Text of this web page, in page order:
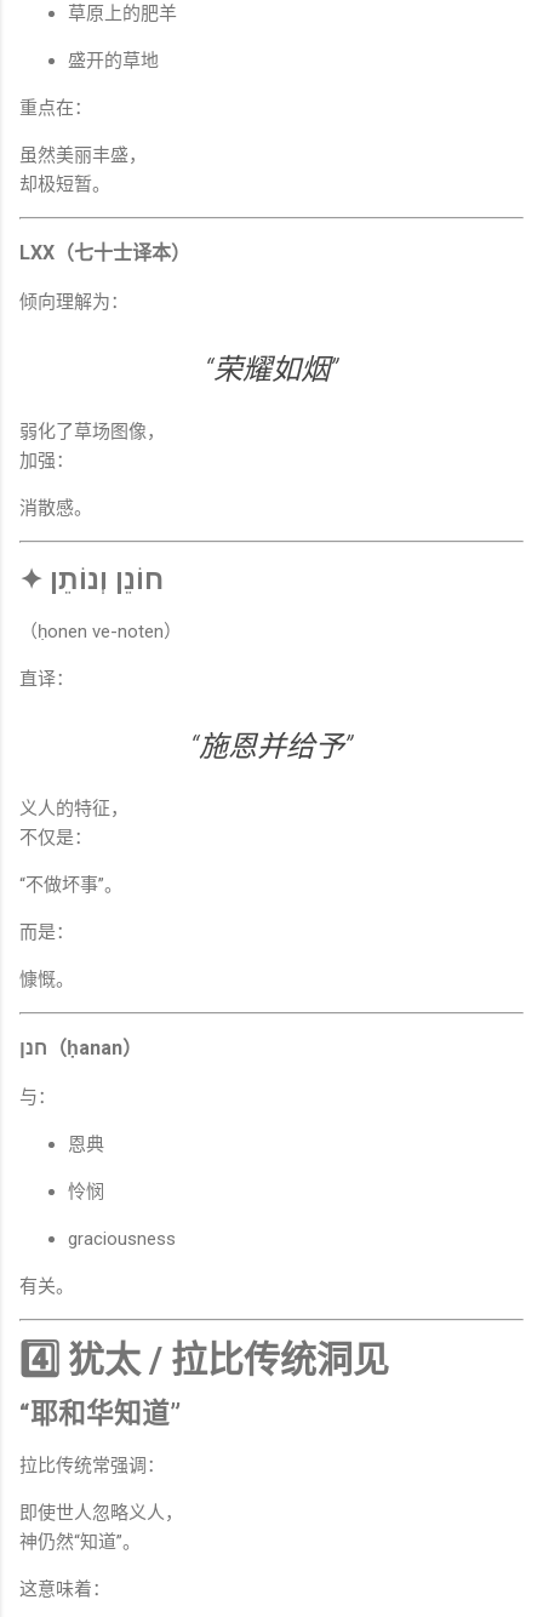
草原上的肥羊
盛开的草地
重点在：
虽然美丽丰盛，
却极短暂。
LXX（七十士译本）
倾向理解为：
“荣耀如烟”
弱化了草场图像，
加强：
消散感。
✦ חוֹנֵן וְנוֹתֵן
（ḥonen ve-noten）
直译：
“施恩并给予”
义人的特征，
不仅是：
“不做坏事”。
而是：
慷慨。
חנן（ḥanan）
与：
恩典
怜悯
graciousness
有关。
4️⃣ 犹太 / 拉比传统洞见
“耶和华知道”
拉比传统常强调：
即使世人忽略义人，
神仍然“知道”。
这意味着：